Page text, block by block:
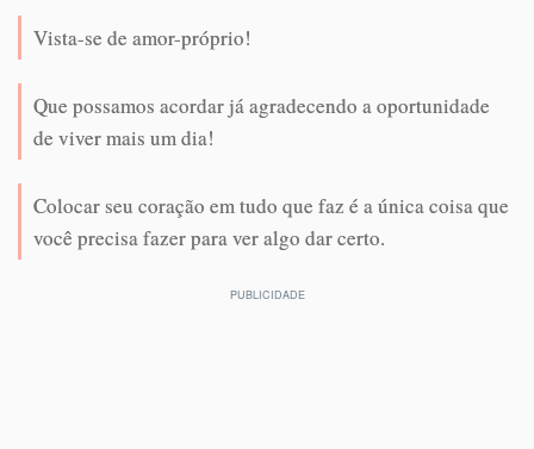
Vista-se de amor-próprio!
Que possamos acordar já agradecendo a oportunidade
de viver mais um dia!
Colocar seu coração em tudo que faz é a única coisa que
você precisa fazer para ver algo dar certo.